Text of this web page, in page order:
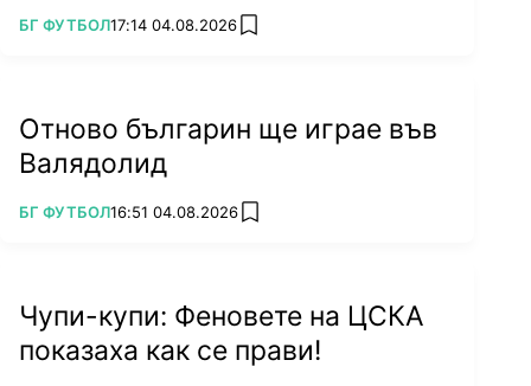
ПОВЕЧЕ ОТ
БГ ФУТБОЛ17:14 04.08.2026 add favorites
Отново българин ще играе във
Валядолид
ПОВЕЧЕ ОТ
БГ ФУТБОЛ16:51 04.08.2026 add favorites
Чупи-купи: Феновете на ЦСКА
показаха как се прави!